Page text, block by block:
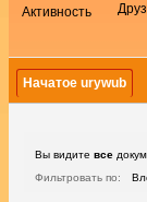
Активность
Начатое urywub
Вы видите все
Фильтровать по: